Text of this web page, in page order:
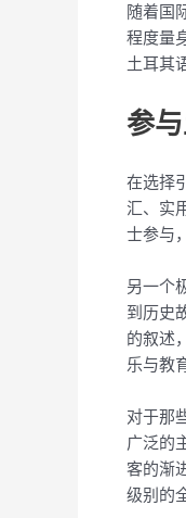
随着国
程度量
土耳其
参
在选择
汇、实
士参与
另一个
到历史
的叙述
乐与教
对于那
广泛的
客的渐
级别的